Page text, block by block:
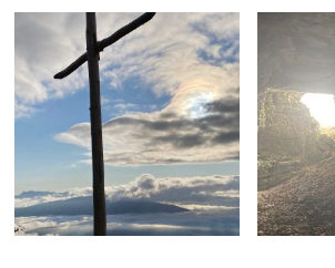
Calendrier des
Festival de Yoga
Le Martinet
English